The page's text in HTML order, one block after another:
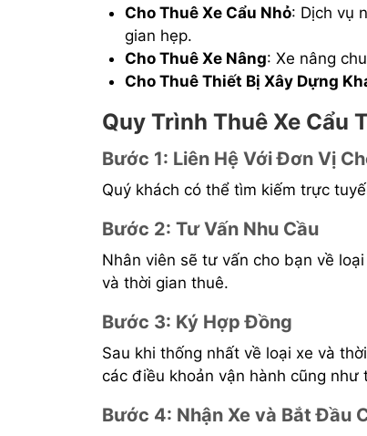
Cho Thuê Xe Cẩu Nhỏ: Dịch vụ
gian hẹp.
Cho Thuê Xe Nâng: Xe nâng
Cho Thuê Thiết Bị Xây Dựng
Quy Trình Thuê Xe Cẩu
Bước 1: Liên Hệ Với Đơn Vị
Quý khách có thể tìm kiếm trực
Bước 2: Tư Vấn Nhu Cầu
Nhân viên sẽ tư vấn cho bạn về
và thời gian thuê.
Bước 3: Ký Hợp Đồng
Sau khi thống nhất về loại xe và
các điều khoản vận hành cũng như
Bước 4: Nhận Xe và Bắt Đầu